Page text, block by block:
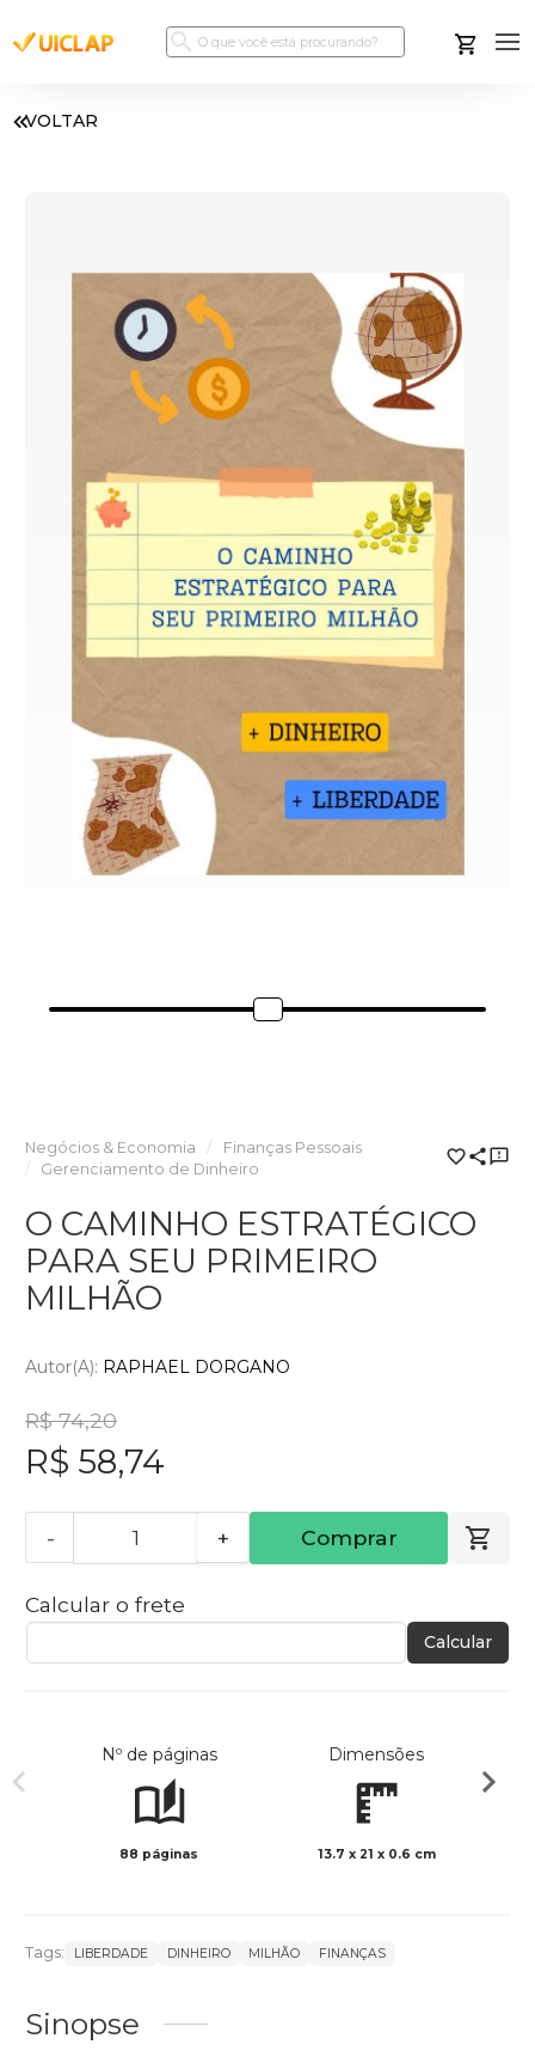
VOLTAR
Negócios & Economia
Finanças Pessoais
Gerenciamento de Dinheiro
O CAMINHO ESTRATÉGICO
PARA SEU PRIMEIRO
MILHÃO
Autor(a): RAPHAEL DORGANO
R$ 74,20
R$ 58,74
- + Comprar
Calcular o frete
Calcular
Nº de páginas
88 páginas
Dimensões
13.7 x 21 x 0.6 cm
Tags: LIBERDADE DINHEIRO MILHÃO FINANÇAS
Sinopse